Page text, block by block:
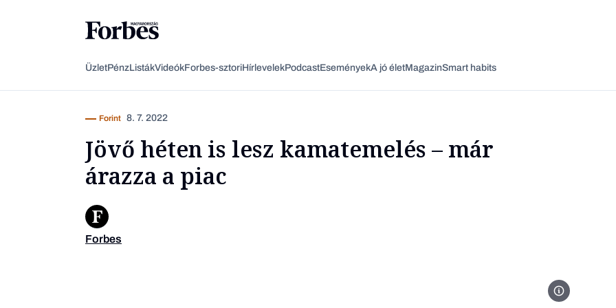
ÜzletPénzListákVideókForbes-sztoriHírlevelekPodcastEseményekA jó életMagazinSmart habits
Matolcsy
Forint 8. 7. 2022
Jövő héten is lesz kamatemelés – már
árazza a piac
Forbes